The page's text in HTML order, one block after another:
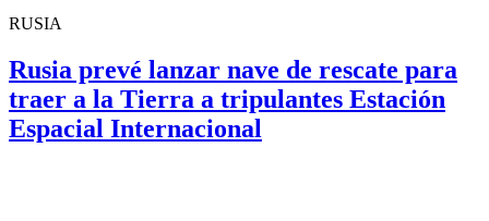
RUSIA
Rusia prevé lanzar nave de rescate para
traer a la Tierra a tripulantes Estación
Espacial Internacional